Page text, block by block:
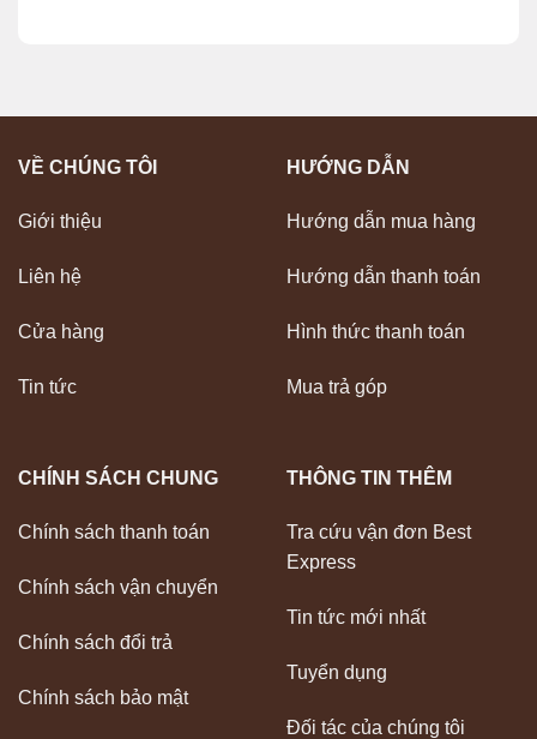
VỀ CHÚNG TÔI
Giới thiệu
Liên hệ
Cửa hàng
Tin tức
HƯỚNG DẪN
Hướng dẫn mua hàng
Hướng dẫn thanh toán
Hình thức thanh toán
Mua trả góp
CHÍNH SÁCH CHUNG
Chính sách thanh toán
Chính sách vận chuyển
Chính sách đổi trả
Chính sách bảo mật
THÔNG TIN THÊM
Tra cứu vận đơn Best
Express
Tin tức mới nhất
Tuyển dụng
Đối tác của chúng tôi